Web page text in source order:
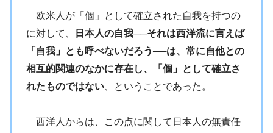
欧米人が「個」として確立された自我を持つの
に対して、
日本人の自我──それは西洋流に言えば
「自我」とも呼べないだろう──は、常に自他との
相互的関連のなかに存在し、「個」として確立さ
れたものではない 、ということであった。
西洋人からは、この点に関して日本人の無責任